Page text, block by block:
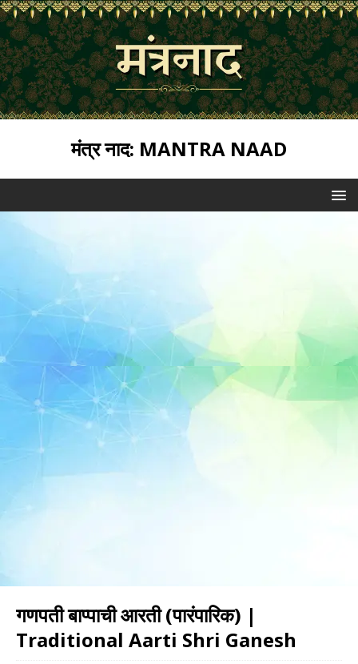
मंत्र नाद: MANTRA NAAD
गणपती बाप्पाची आरती (पारंपारिक) |
Traditional Aarti Shri Ganesh